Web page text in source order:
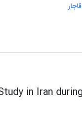
قاجار
in Iran